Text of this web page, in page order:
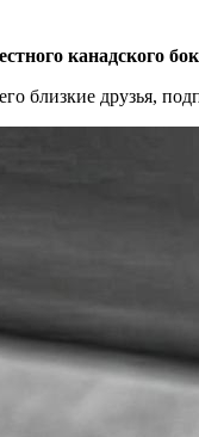
канадского
близкие друзья,